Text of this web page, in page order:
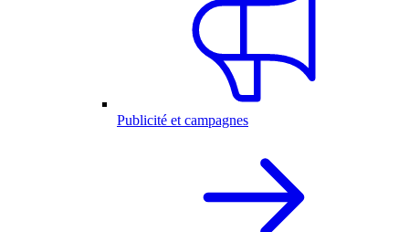
Publicité et campagnes